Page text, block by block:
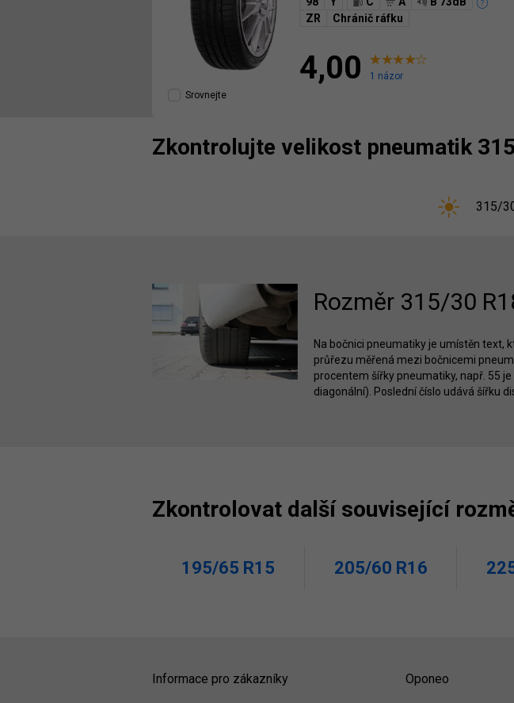
ZR
Chránič ráfku
4,00
1 názor
Srovnejte
Zkontrolujte velikost pneumatik
315/
Rozměr 315/30
Na bočnici pneumatiky je umístěn text,
průřezu měřená mezi bočnicemi
procentem šířky pneumatiky, např. 55
diagonální). Poslední číslo udává šířku
Zkontrolovat další související
195/65 R15 205/60 R16
Informace pro zákazníky Oponeo